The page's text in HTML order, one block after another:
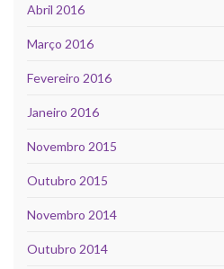
Abril 2016
Março 2016
Fevereiro 2016
Janeiro 2016
Novembro 2015
Outubro 2015
Novembro 2014
Outubro 2014